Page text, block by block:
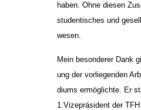
haben. Ohne diesen
studentisches und
wesen.
Mein besonderer Dank
ung der vorliegenden
diums ermöglichte. Er
1.Vizepräsident der